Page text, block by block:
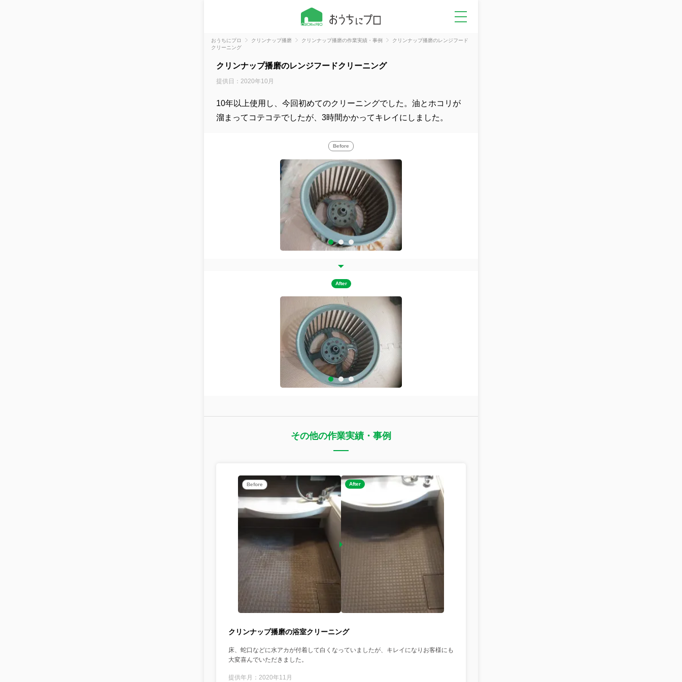
おうちにプロ クリンナップ播磨 クリンナップ播磨の作業実績・事例
クリンナップ播磨のレンジフード
クリーニング
クリンナップ播磨のレンジフードクリーニング
提供日：2020年10月
10年以上使用し、今回初めてのクリーニングでした。油とホコリが
溜まってコテコテでしたが、3時間かかってキレイにしました。
Before
After
その他の作業実績・事例
Before After
クリンナップ播磨の浴室クリーニング
床、蛇口などに水アカが付着して白くなっていましたが、キレイになりお客様にも
大変喜んでいただきました。
提供年月：2020年11月